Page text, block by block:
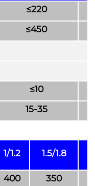
≤220
≤450
≤10
15-35
1/1.2 1.5/1.8
400 350